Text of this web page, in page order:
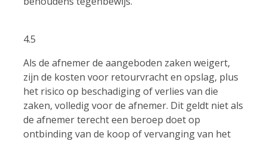
4.5
Als de afnemer de aangeboden zaken weigert,
zijn de kosten voor retourvracht en opslag, plus
het risico op beschadiging of verlies van die
zaken, volledig voor de afnemer. Dit geldt niet als
de afnemer terecht een beroep doet op
ontbinding van de koop of vervanging van het